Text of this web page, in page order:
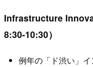
Infrastructure
8:30-10:30）
例年の「ド渋い」